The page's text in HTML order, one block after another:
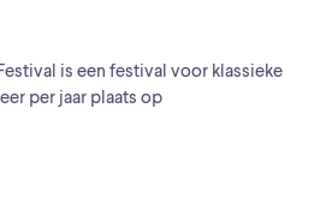
is een festival voor klassieke
per jaar plaats op